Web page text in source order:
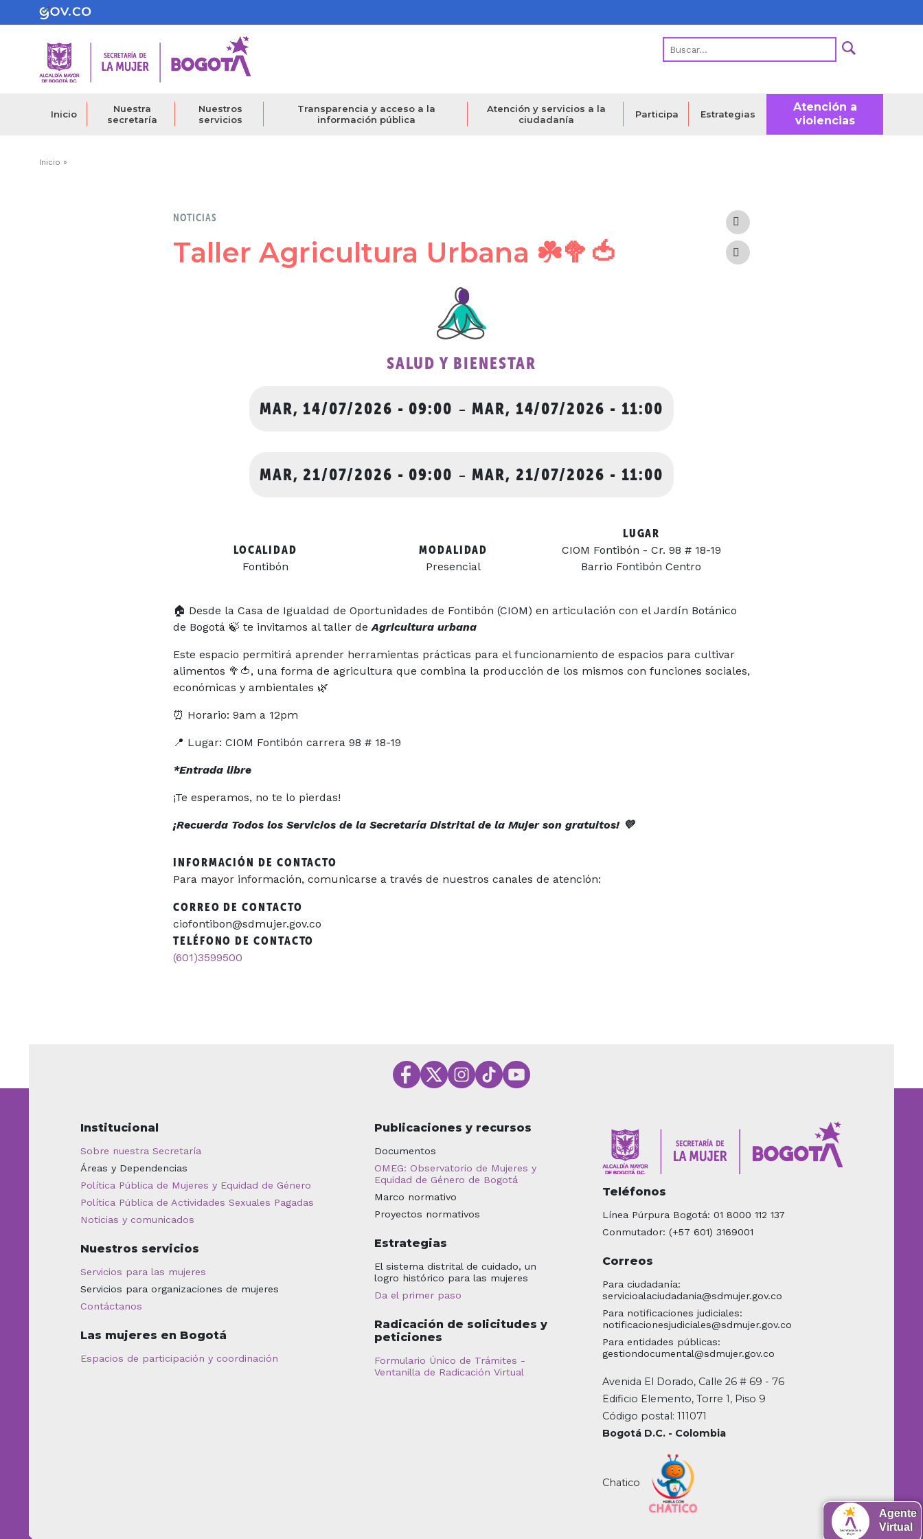
al
contenido
Inicio
Nuestra
secretaría
Nuestros
servicios
Transparencia y acceso a la
información pública
Atención y servicios a la
ciudadanía
Participa Estrategias
Atención a
violencias
Ruta
Inicio
NOTICIAS
Taller Agricultura Urbana ☘️🥦🍅
SALUD Y BIENESTAR
MAR, 14/07/2026 - 09:00 - MAR, 14/07/2026 - 11:00
MAR, 21/07/2026 - 09:00 - MAR, 21/07/2026 - 11:00
LOCALIDAD
Fontibón
MODALIDAD
Presencial
LUGAR
CIOM Fontibón - Cr. 98 # 18-19
Barrio Fontibón Centro
🏠 Desde la Casa de Igualdad de Oportunidades de Fontibón (CIOM) en articulación con el Jardín Botánico
de Bogotá 🍃 te invitamos al taller deAgricultura urbana
Este espacio permitirá aprender herramientas prácticas para el funcionamiento de espacios para cultivar
alimentos 🥦🍅, una forma de agricultura que combina la producción de los mismos con funciones sociales,
económicas y ambientales 🌿
⏰ Horario: 9am a 12pm
📍 Lugar: CIOM Fontibón carrera 98 # 18-19
*Entrada libre
¡Te esperamos, no te lo pierdas!
¡Recuerda Todos los Servicios de la Secretaría Distrital de la Mujer son gratuitos! 💜
INFORMACIÓN DE CONTACTO
Para mayor información, comunicarse a través de nuestros canales de atención:
CORREO DE CONTACTO
ciofontibon@sdmujer.gov.co
TELÉFONO DE CONTACTO
(601)3599500
Institucional
Sobre nuestra Secretaría
Áreas y Dependencias
Política Pública de Mujeres y Equidad de Género
Política Pública de Actividades Sexuales Pagadas
Noticias y comunicados
Nuestros servicios
Servicios para las mujeres
Servicios para organizaciones de mujeres
Contáctanos
Las mujeres en Bogotá
Espacios de participación y coordinación
Publicaciones y recursos
Documentos
OMEG: Observatorio de Mujeres y
Equidad de Género de Bogotá
Marco normativo
Proyectos normativos
Estrategias
El sistema distrital de cuidado, un
logro histórico para las mujeres
Da el primer paso
Radicación de solicitudes y
peticiones
Formulario Único de Trámites -
Ventanilla de Radicación Virtual
Teléfonos
Línea Púrpura Bogotá: 01 8000 112 137
Conmutador: (+57 601) 3169001
Correos
Para ciudadanía:
servicioalaciudadania@sdmujer.gov.co
Para notificaciones judiciales:
notificacionesjudiciales@sdmujer.gov.co
Para entidades públicas:
gestiondocumental@sdmujer.gov.co
Avenida El Dorado, Calle 26 # 69 - 76
Edificio Elemento, Torre 1, Piso 9
Código postal: 111071
Bogotá D.C. - Colombia
Chatico
Agente
Virtual